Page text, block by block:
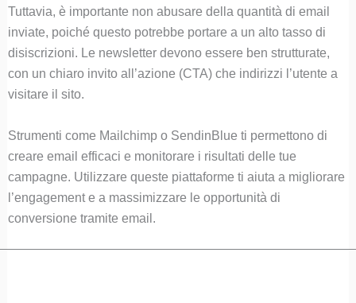
Tuttavia, è importante non abusare della quantità di email
inviate, poiché questo potrebbe portare a un alto tasso di
disiscrizioni. Le newsletter devono essere ben strutturate,
con un chiaro invito all’azione (CTA) che indirizzi l’utente a
visitare il sito.
Strumenti come Mailchimp o SendinBlue ti permettono di
creare email efficaci e monitorare i risultati delle tue
campagne. Utilizzare queste piattaforme ti aiuta a migliorare
l’engagement e a massimizzare le opportunità di
conversione tramite email.